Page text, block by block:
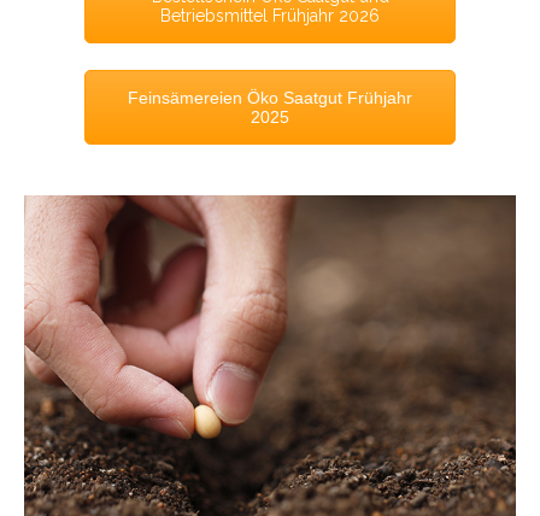
Betriebsmittel Frühjahr 2026
Feinsämereien Öko Saatgut Frühjahr
2025